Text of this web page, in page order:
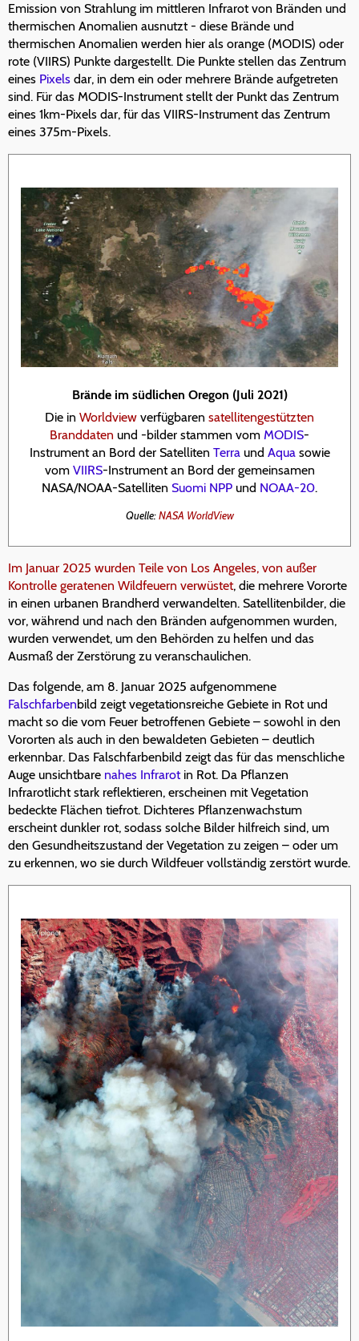
Emission von Strahlung im mittleren Infrarot von Bränden und
thermischen Anomalien ausnutzt - diese Brände und
thermischen Anomalien werden hier als orange (MODIS) oder
rote (VIIRS) Punkte dargestellt. Die Punkte stellen das Zentrum
eines Pixels dar, in dem ein oder mehrere Brände aufgetreten
sind. Für das MODIS-Instrument stellt der Punkt das Zentrum
eines 1km-Pixels dar, für das VIIRS-Instrument das Zentrum
eines 375m-Pixels.
Brände im südlichen Oregon (Juli 2021)
Die in Worldview verfügbaren satellitengestützten
Branddaten und -bilder stammen vom MODIS-
Instrument an Bord der Satelliten Terraund Aquasowie
vom VIIRS-Instrument an Bord der gemeinsamen
NASA/NOAA-Satelliten Suomi NPP und NOAA-20.
Quelle:NASA WorldView
Im Januar 2025 wurden Teile von Los Angeles, von außer
Kontrolle geratenen Wildfeuern verwüstet, die mehrere Vororte
in einen urbanen Brandherd verwandelten. Satellitenbilder, die
vor, während und nach den Bränden aufgenommen wurden,
wurden verwendet, um den Behörden zu helfen und das
Ausmaß der Zerstörung zu veranschaulichen.
Das folgende, am 8. Januar 2025 aufgenommene
Falschfarbenbild zeigt vegetationsreiche Gebiete in Rot und
macht so die vom Feuer betroffenen Gebiete – sowohl in den
Vororten als auch in den bewaldeten Gebieten – deutlich
erkennbar. Das Falschfarbenbild zeigt das für das menschliche
Auge unsichtbare nahes Infrarotin Rot. Da Pflanzen
Infrarotlicht stark reflektieren, erscheinen mit Vegetation
bedeckte Flächen tiefrot. Dichteres Pflanzenwachstum
erscheint dunkler rot, sodass solche Bilder hilfreich sind, um
den Gesundheitszustand der Vegetation zu zeigen – oder um
zu erkennen, wo sie durch Wildfeuer vollständig zerstört wurde.